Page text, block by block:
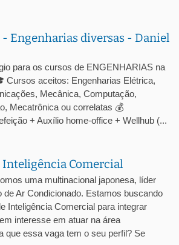
- Engenharias diversas - Daniel
para os cursos de ENGENHARIAS na
Cursos aceitos: Engenharias Elétrica,
Mecânica, Computação,
Mecatrônica ou correlatas 💰
+ Auxílio home-office + Wellhub (...
Inteligência Comercial
uma multinacional japonesa, líder
de Ar Condicionado. Estamos buscando
Inteligência Comercial para integrar
interesse em atuar na área
que essa vaga tem o seu perfil? Se